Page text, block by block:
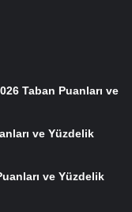
Taban Puanları ve
ve Yüzdelik
ve Yüzdelik